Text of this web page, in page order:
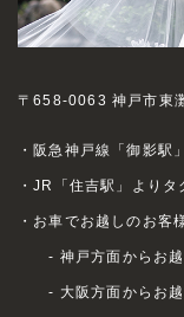
〒658-0063 神戸市東
・阪急神戸線「御影駅
・JR「住吉駅」よりタ
・お車でお越しのお客
- 神戸方面からお越
- 大阪方面からお越